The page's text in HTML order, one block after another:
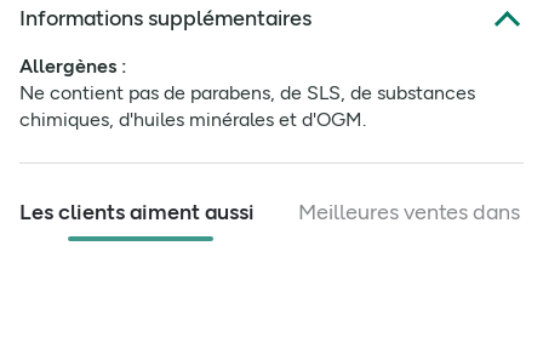
Informations supplémentaires
Allergènes :
Ne contient pas de parabens, de SLS, de substances
chimiques, d'huiles minérales et d'OGM.
Les clients aiment aussi Meilleures ventes dans